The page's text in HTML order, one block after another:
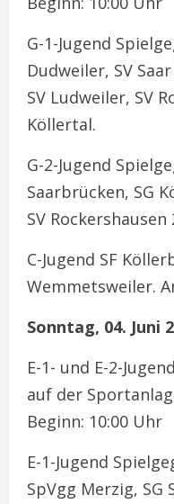
G-1-Jugend
Dudweiler, SV
SV Ludweiler, SV
Köllertal.
G-2-Jugend
Saarbrücken, SG
SV Rockershausen
C-Jugend SF
Wemmetsweiler.
Sonntag, 04. Juni
E-1- und E-2-
auf der
Beginn: 10:00 Uhr
E-1-Jugend
SpVgg Merzig, SG